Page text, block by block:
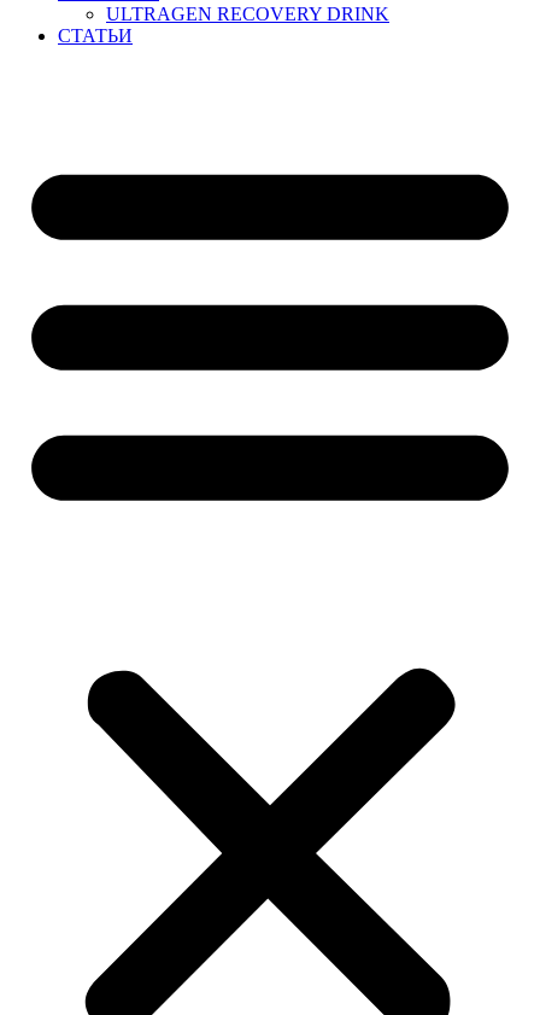
ULTRAGEN RECOVERY DRINK
СТАТЬИ